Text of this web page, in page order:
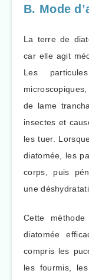
B. Mode
La terre de
car elle agit
Les
de lame
insectes et
les tuer.
diatomée, les
corps, puis
une
Cette
diatomée
compris les
les fourmis,